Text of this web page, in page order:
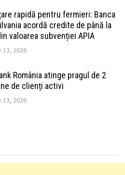
rapidă pentru fermieri: Banca
acordă credite de până la
valoarea subvenției APIA
13, 2026
România atinge pragul de 2
de clienți activi
13, 2026